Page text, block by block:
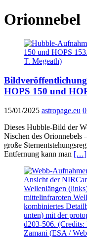
Orionnebel
HOPS 150 und
15/01/2025 astropage.eu 0
Dieses Hubble-Bild der
Nischen des Orionnebels
große
Entfernung kann man […]